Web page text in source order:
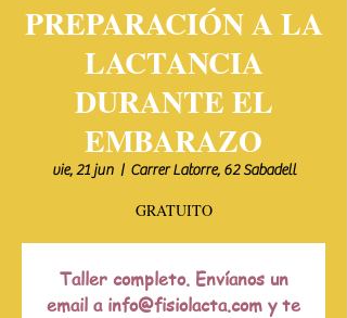
PREPARACIÓN A LA
LACTANCIA
DURANTE EL
EMBARAZO
vie, 21 jun
  |
Carrer Latorre, 62 Sabadell
GRATUITO
Taller completo. Envíanos un
email a info@fisiolacta.com y te